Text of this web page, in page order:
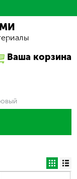
Ваша корзина